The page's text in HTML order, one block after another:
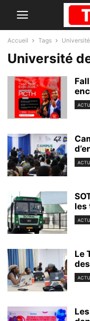
Accueil Tags
Université
les
Le